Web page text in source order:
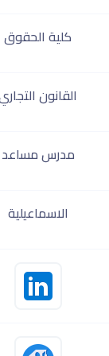
كلية الحقوق
القانون
مدرس مساعد
الاسماعيلية